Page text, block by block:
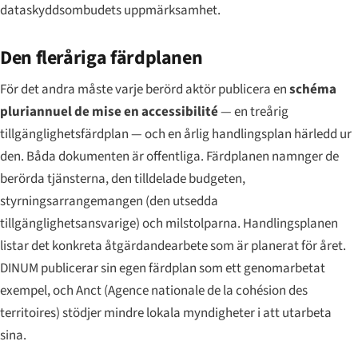
dataskyddsombudets uppmärksamhet.
Den fleråriga färdplanen
För det andra måste varje berörd aktör publicera enschéma
pluriannuel de mise en accessibilité— en treårig
tillgänglighetsfärdplan — och en årlig handlingsplan härledd ur
den. Båda dokumenten är offentliga. Färdplanen namnger de
berörda tjänsterna, den tilldelade budgeten,
styrningsarrangemangen (den utsedda
tillgänglighetsansvarige) och milstolparna. Handlingsplanen
listar det konkreta åtgärdandearbete som är planerat för året.
DINUM publicerar sin egen färdplan som ett genomarbetat
exempel, och Anct (Agence nationale de la cohésion des
territoires) stödjer mindre lokala myndigheter i att utarbeta
sina.